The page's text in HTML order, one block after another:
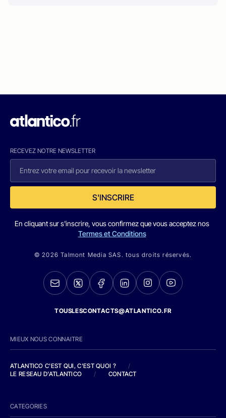
RECEVEZ NOTRE NEWSLETTER
S'INSCRIRE
En cliquant sur s'inscrire, vous confirmez que vous acceptez nos
Termes et Conditions
© 2026 Talmont Media SAS. tous droits réservés.
TOUSLESCONTACTS@ATLANTICO.FR
MIEUX NOUS CONNAITRE
ATLANTICO C'EST QUI, C'EST QUOI ?
/
LE RESEAU D'ATLANTICO
/ CONTACT
CATEGORIES